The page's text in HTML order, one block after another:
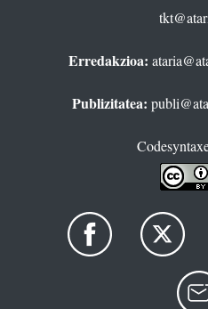
Erredakzioa:
Publizitatea: